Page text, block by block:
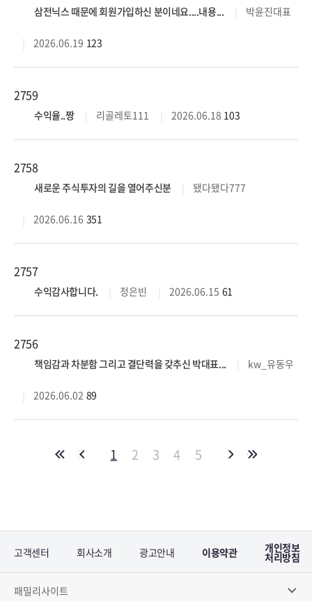
삼전닉스 때문에 회원가입하신 분이네요....내용... 박윤진대표
2026.06.19 123
2759
수익율..짱 리골레토111 2026.06.18 103
2758
새로운 주식투자의 길을 열어주신분 됐다됐다777
2026.06.16 351
2757
수익감사합니다. 정은빈 2026.06.15 61
2756
책임감과 차분함 그리고 결단력을 갖추신 박대표... kw_유동우
2026.06.02 89
1 2 3 4 5
고객센터 회사소개 광고안내 이용약관 개인정보
처리방침
패밀리사이트